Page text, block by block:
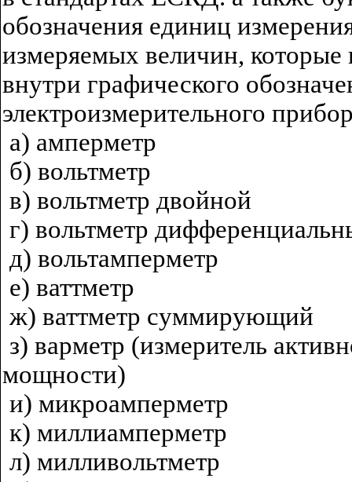
обозначения единиц
измеряемых величин,
внутри графического
электроизмерительного
a) амперметр
б) вольтметр
в) вольтметр двойной
г) вольтметр
д) вольтамперметр
е) ваттметр
ж) ваттметр суммирующий
з) варметр (измеритель
мощности)
и) микроамперметр
к) миллиамперметр
л) милливольтметр